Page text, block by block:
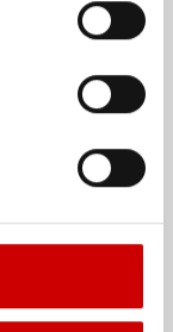
i bomull/nitril.